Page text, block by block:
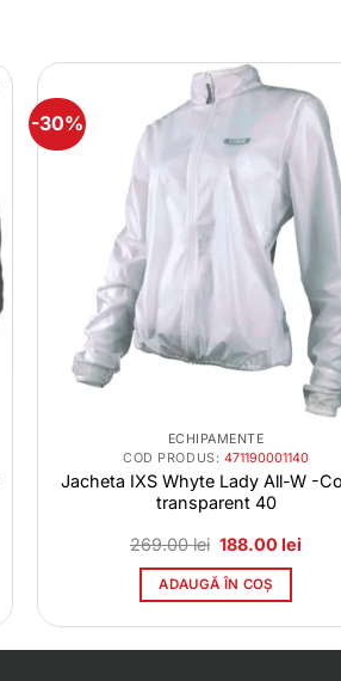
-30%
ECHIPAMENTE
COD PRODUS: 471190001140
Jacheta IXS Whyte Lady All-W -
transparent 40
269.00lei Prețul
a
fost:
188.00lei
ADAUGĂ ÎN COȘ